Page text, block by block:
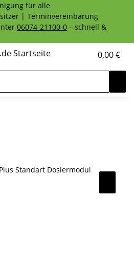
für alle
| Terminvereinbarung
06074-21100-0 – schnell &
0,00 €